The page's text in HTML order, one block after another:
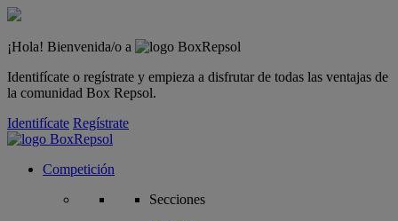
¡Hola! Bienvenida/o a
Identifícate o regístrate y empieza a disfrutar de todas las ventajas de
la comunidad Box Repsol.
Identifícate Regístrate
Competición
Secciones